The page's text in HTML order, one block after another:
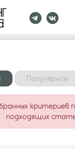
Популярное
критериев
подходящих